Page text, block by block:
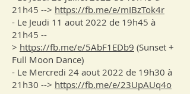
21h45 --> https://fb.me/e/mIBzTok4r
- Le Jeudi 11 aout 2022 de 19h45 à
21h45 --
> https://fb.me/e/5AbF1EDb9 (Sunset +
Full Moon Dance)
- Le Mercredi 24 aout 2022 de 19h30 à
21h30 --> https://fb.me/e/23UpAUq4o